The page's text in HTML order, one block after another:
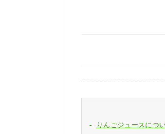
りんごジュースにつ